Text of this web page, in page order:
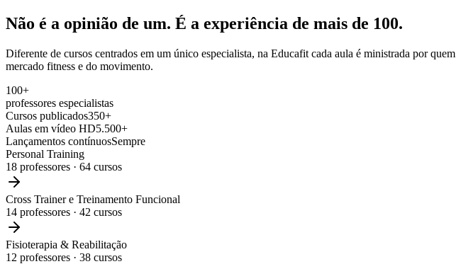
Não é a opinião de um. É a experiência de mais de 100.
Diferente de cursos centrados em um único especialista, na Educafit cada aula é ministrada por quem
mercado fitness e do movimento.
100+
professores especialistas
Cursos publicados350+
Aulas em vídeo HD5.500+
Lançamentos contínuosSempre
Personal Training
18 professores · 64 cursos
Cross Trainer e Treinamento Funcional
14 professores · 42 cursos
Fisioterapia & Reabilitação
12 professores · 38 cursos